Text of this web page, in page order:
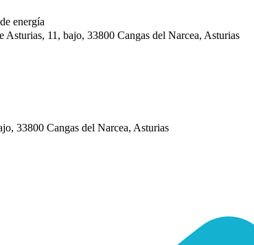
energía
11, bajo, 33800 Cangas del Narcea, Asturias
33800 Cangas del Narcea, Asturias